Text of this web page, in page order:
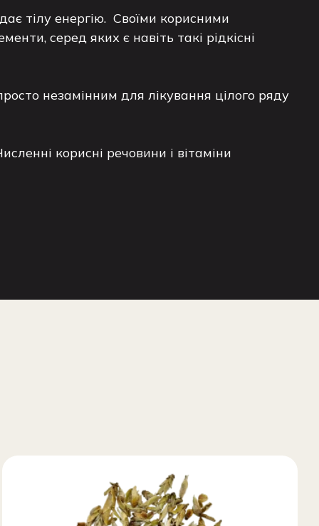
тілу енергію. Своїми корисними
серед яких є навіть такі рідкісні
незамінним для лікування цілого ряду
корисні речовини і вітаміни